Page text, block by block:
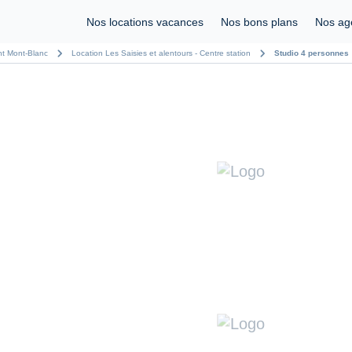
Nos locations vacances Nos bons plans Nos
Mont-Blanc chevron_right Location Les Saisies et alentours - Centre station chevron_right Studio 4 personnes